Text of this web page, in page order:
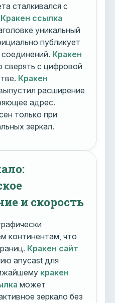
сталкивался с
Кракен ссылка
уникальный
публикует
Кракен
с цифровой
Кракен
расширение
адрес.
только при
зеркал.
и скорость
континентам, что
Кракен сайт
anycast для
кракен
может
зеркало без